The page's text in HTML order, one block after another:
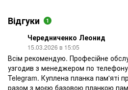
Відгуки 1
Чередниченко Леонид
15.03.2026 в 15:05
Всім рекомендую. Професійне
узгодив з менеджером по
Telegram. Куплена планка пам'яті
разом з моєю базовою планкою